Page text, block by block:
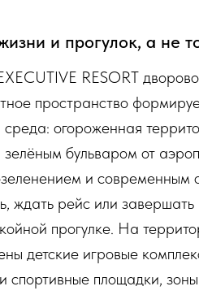
и прогулок, а не
RESORT
пространство
огороженная
зелёным бульваром от
и современным
ждать рейс или завершать
прогулке. На
детские игровые
спортивные площадки,